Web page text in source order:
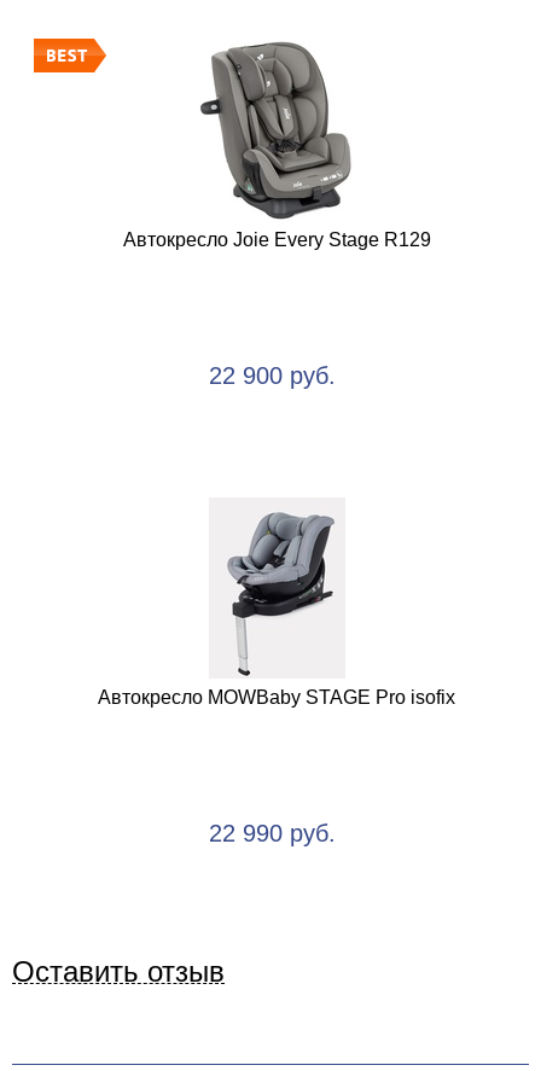
Автокресло Joie Every Stage R129
22 900 руб.
Автокресло MOWBaby STAGE Pro isofix
22 990 руб.
Оставить отзыв